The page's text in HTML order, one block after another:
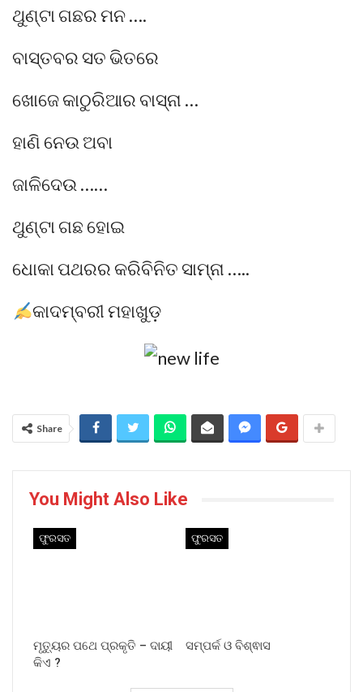
ଥୁଣ୍ଟା ଗଛର ମନ ….
ବାସ୍ତବର ସତ ଭିତରେ
ଖୋଜେ କାଠୁରିଆର ବାସ୍ନା …
ହାଣି ନେଉ ଅବା
ଜାଳିଦେଉ ……
ଥୁଣ୍ଟା ଗଛ ହୋଇ
ଧୋକା ପଥରର କରିବିନିତ ସାମ୍ନା …..
କାଦମ୍ବରୀ ମହାଖୁଡ଼
Share
You Might Also Like
ଫୁରସତ
ମୃତ୍ୟୁର ପଥେ ପ୍ରକୃତି – ଦାୟୀ
କିଏ ?
ଫୁରସତ
ସମ୍ପର୍କ ଓ ବିଶ୍ଵାସ